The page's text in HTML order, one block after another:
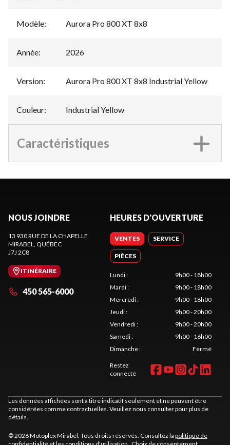
Modèle: Aurora Pro 800 XT 8x8
Année: 2026
Version: Aurora Pro 800 XT 8x8 Industrial Yellow
Couleur: Industrial Yellow
Caractéristiques
NOUS JOINDRE
13 930 RUE DE LA CHAPELLE
MIRABEL, QUÉBEC
J7J 2C8
ITINÉRAIRE
450 565-6000
HEURES D'OUVERTURE
VENTES SERVICE
PIÈCES
Lundi:
9h00 - 18h00
Mardi:
9h00 - 18h00
Mercredi:
9h00 - 18h00
Jeudi:
9h00 - 20h00
Vendredi:
9h00 - 20h00
Samedi:
9h00 - 16h00
Dimanche: Fermé
Restez
connecté
Les données affichées sont à titre indicatif seulement et ne peuvent être
considérées comme contractuelles. Veuillez nous consulter pour plus de
détails.
© 2026 Motoplex Mirabel. Tous droits réservés. Consultez la politique de